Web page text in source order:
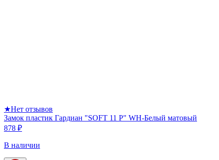
★Нет отзывов
Замок пластик Гардиан "SOFT 11 P" WH-Белый матовый
878 ₽
В наличии